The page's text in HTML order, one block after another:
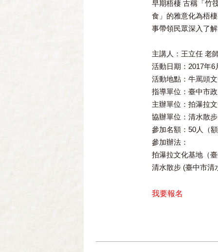
早期梧棲 古稱「竹
食」的雅意化為梧
事帶領民眾深入了
主講人：王立任 老
活動日期： 2017年6
活動地點：牛罵頭
指導單位：臺中市
主辦單位：拍瀑拉
協辦單位：清水散
參加名額： 50人（
參加辦法：
拍瀑拉文化基地（
清水散步 (臺中市清
我要報名